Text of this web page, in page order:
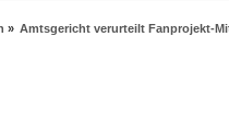
» Amtsgericht verurteilt Fanprojekt-